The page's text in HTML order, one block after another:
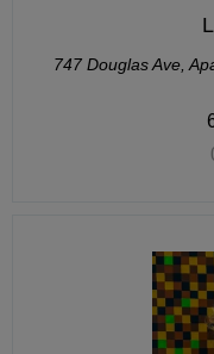
747 Douglas Ave,